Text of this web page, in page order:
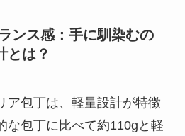
ンス感：手に馴染むの
とは？
ア包丁は、軽量設計が特徴
な包丁に比べて約110gと軽